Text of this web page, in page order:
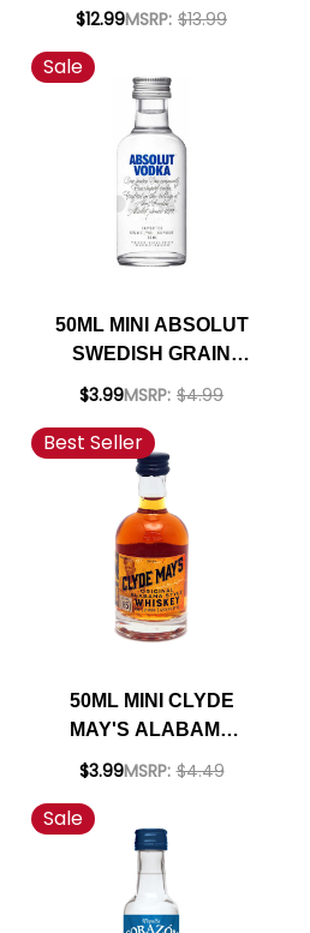
YEAR OLD CASK
STRAIGHT RYE
WHISKEY
$12.99MSRP: $13.99
Sale
50ML MINI ABSOLUT
SWEDISH GRAIN
VODKA
$3.99MSRP: $4.99
Best Seller
50ML MINI CLYDE
MAY'S ALABAMA
STYLE WHISKEY
$3.99MSRP: $4.49
Sale